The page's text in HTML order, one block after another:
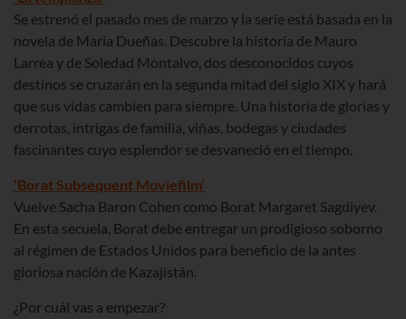
Se estrenó el pasado mes de marzo y la serie está basada en la
novela de María Dueñas. Descubre la historia de Mauro
Larrea y de Soledad Montalvo, dos desconocidos cuyos
destinos se cruzarán en la segunda mitad del siglo XIX y hará
que sus vidas cambien para siempre. Una historia de glorias y
derrotas, intrigas de familia, viñas, bodegas y ciudades
fascinantes cuyo esplendor se desvaneció en el tiempo.
‘Borat Subsequent Moviefilm’
Vuelve Sacha Baron Cohen como Borat Margaret Sagdiyev.
En esta secuela, Borat debe entregar un prodigioso soborno
al régimen de Estados Unidos para beneficio de la antes
gloriosa nación de Kazajistán.
¿Por cuál vas a empezar?